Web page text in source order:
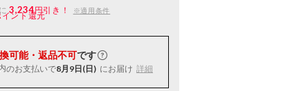
3,234円引き！ ※適用条件
ント還元
可能・返品不可です
のお支払いで8月9日(日) にお届け 詳細